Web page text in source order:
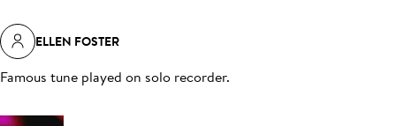
ELLEN FOSTER
Famous tune played on solo recorder.